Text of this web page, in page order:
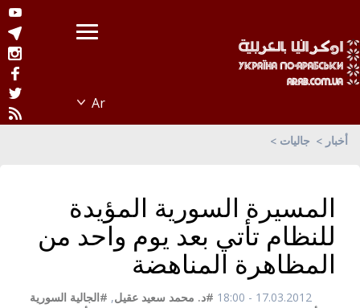
أخبار جاليات
المسيرة السورية المؤيدة
للنظام تأتي بعد يوم واحد من
المظاهرة المناهضة
17.03.2012 - 18:00 #د. محمد سعيد عقيل, #الجالية السورية